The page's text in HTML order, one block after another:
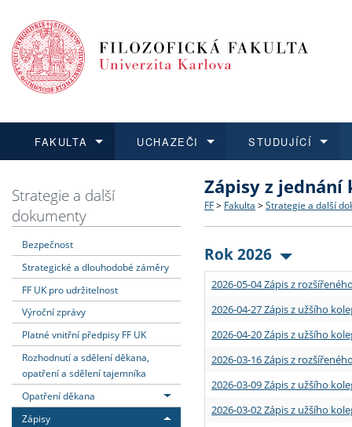
FAKULTA
Dozvědět se více
Struktura a historie
Strategie a další
Podpora a benefity pro
Absolventi fakulty
UCHAZEČI
Podat přihlášku
Co studovat a jak se
Učitelské studijní
Informace k průběhu
STUDUJÍCÍ
Dozvědět se více
Bakalářské a magisterské
Doktorské studium
Rigorózní řízení
Dozvědět se více
O vědě a výzkumu na FF
Akademické kvalifikace
Granty a projekty
Dozvědět se více
Aktuální nabídky a
Vyjíždějící studenti
Přijíždějící studenti
Vyjíždějící zaměstnanci
Strategie a další
dokumenty
Bezpečnost
Strategické a dlouhodobé záměry
FF UK pro udržitelnost
Výroční zprávy
Platné vnitřní předpisy FF UK
Rozhodnutí a sdělení děkana,
opatření a sdělení tajemníka
Opatření děkana
Zápisy
Zápisy z jednání
FF > Fakulta > Strategie a další
Rok 2026
2026-05-04 Zápis z
2026-04-27 Zápis z užšího
2026-04-20 Zápis z užšího
2026-03-16 Zápis z
2026-03-09 Zápis z užšího
2026-03-02 Zápis z užšího